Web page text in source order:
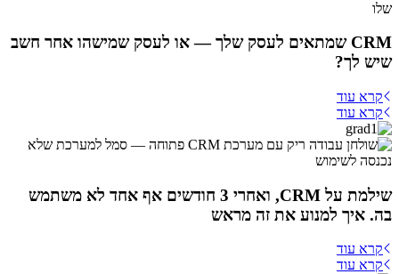
CRM שמתאים לעסק שלך — או לעסק שמישהו אחר חשב
שיש לך?
קרא עוד
קרא עוד
שילמת על CRM, ואחרי 3 חודשים אף אחד לא משתמש
בה. איך למנוע את זה מראש
קרא עוד
קרא עוד